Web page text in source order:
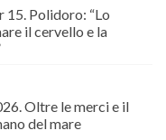
15. Polidoro: “Lo
il cervello e la
Oltre le merci e il
del mare